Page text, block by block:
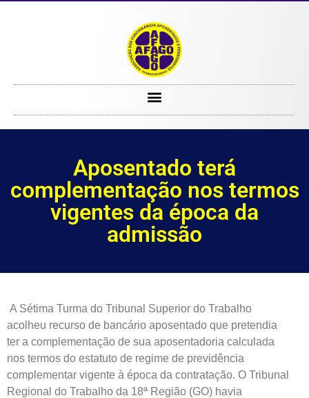
Aposentado terá
complementação nos termos
vigentes da época da
admissão
A Sétima Turma do Tribunal Superior do Trabalho
acolheu recurso de bancário aposentado que pretendia
ter a complementação de sua aposentadoria calculada
nos termos do estatuto de regime de previdência
complementar vigente à época da contratação. O Tribunal
Regional do Trabalho da 18ª Região (GO) havia